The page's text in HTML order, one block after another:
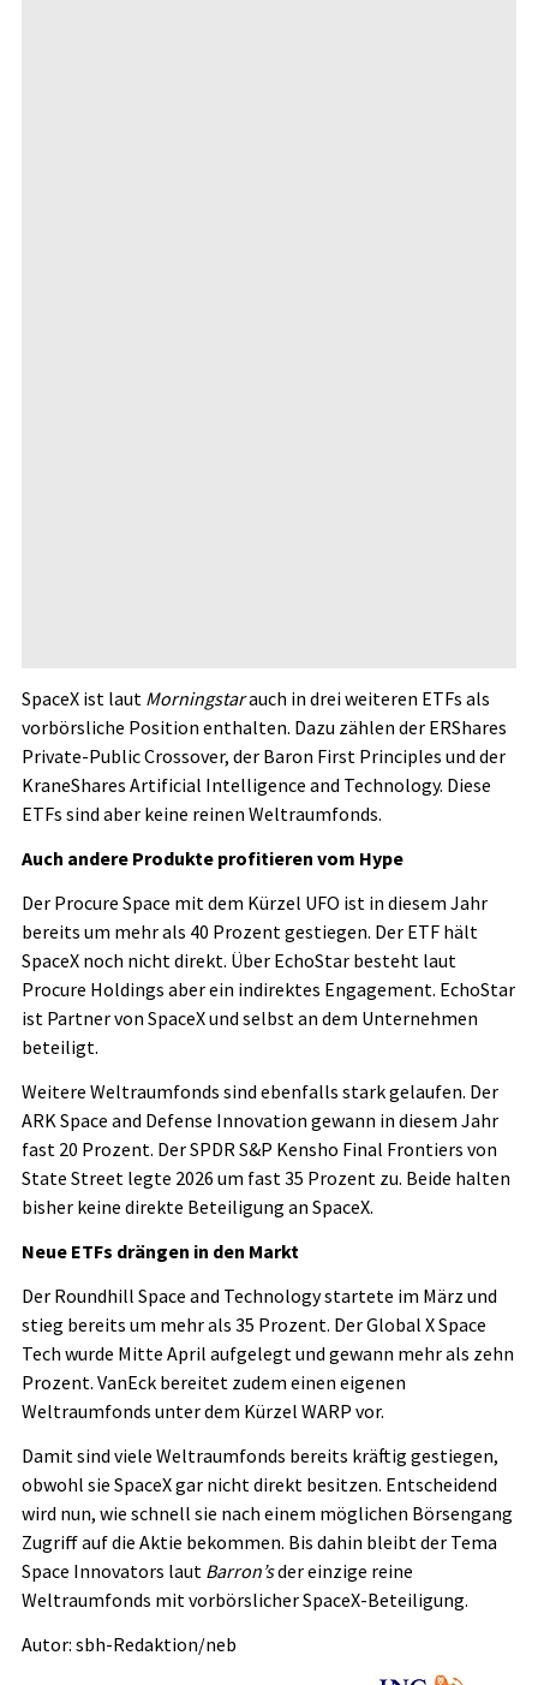
SpaceX ist laut Morningstarauch in drei weiteren ETFs als
vorbörsliche Position enthalten. Dazu zählen der ERShares
Private-Public Crossover, der Baron First Principles und der
KraneShares Artificial Intelligence and Technology. Diese
ETFs sind aber keine reinen Weltraumfonds.
Auch andere Produkte profitieren vom Hype
Der Procure Space mit dem Kürzel UFO ist in diesem Jahr
bereits um mehr als 40 Prozent gestiegen. Der ETF hält
SpaceX noch nicht direkt. Über EchoStar besteht laut
Procure Holdings aber ein indirektes Engagement. EchoStar
ist Partner von SpaceX und selbst an dem Unternehmen
beteiligt.
Weitere Weltraumfonds sind ebenfalls stark gelaufen. Der
ARK Space and Defense Innovation gewann in diesem Jahr
fast 20 Prozent. Der SPDR S&P Kensho Final Frontiers von
State Street legte 2026 um fast 35 Prozent zu. Beide halten
bisher keine direkte Beteiligung an SpaceX.
Neue ETFs drängen in den Markt
Der Roundhill Space and Technology startete im März und
stieg bereits um mehr als 35 Prozent. Der Global X Space
Tech wurde Mitte April aufgelegt und gewann mehr als zehn
Prozent. VanEck bereitet zudem einen eigenen
Weltraumfonds unter dem Kürzel WARP vor.
Damit sind viele Weltraumfonds bereits kräftig gestiegen,
obwohl sie SpaceX gar nicht direkt besitzen. Entscheidend
wird nun, wie schnell sie nach einem möglichen Börsengang
Zugriff auf die Aktie bekommen. Bis dahin bleibt der Tema
Space Innovators laut Barron’sder einzige reine
Weltraumfonds mit vorbörslicher SpaceX-Beteiligung.
Autor: sbh-Redaktion/neb